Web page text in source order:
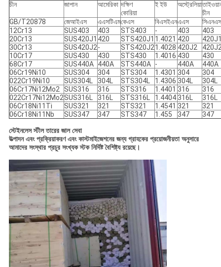
চীন
জাপান আমেরিকা দক্ষিণ
কোরিয়া
ই ইউ অস্ট্রেলিয়া
চীন
GB/T20878
জেআইএস এএসটিএমকেএস বিএসইএনএএস
সিএনএস
12Cr13
SUS403 403 STS403 - 403
403
20Cr13
SUS420J1 420 STS420J1 1.4021 420
30Cr13
SUS420J2- STS420J21.4028 420J2
10Cr17
SUS430 430 STS430 1.4016 430
430
68Cr17
SUS440A 440A STS440A - 440A
440A
06Cr19Ni10
SUS304 304 STS304 1.4301 304
304
022Cr19Ni10
SUS304L 304L STS304L 1.4306 304L
304L
06Cr17Ni12Mo2
SUS316 316 STS316 1.4401 316
316
022Cr17Ni12Mo2SUS316L 316L STS316L 1.4404 316L
316L
06Cr18Ni11Ti
SUS321 321 STS321 1.4541 321
321
06Cr18Ni11Nb
SUS347 347 STS347 1.455 347 347
স্টেইনলেস স্টীল তারের জালসেবা
উত্পাদন এবং প্রক্রিয়াকরণ এবং কাস্টমাইজেশনের জন্য গ্রাহকের প্রয়োজনীয়তা অনুসারে
আমাদের সংস্থার প্রচুর সংখ্যক স্টক নির্দিষ্ট বৈশিষ্ট্য রয়েছে।